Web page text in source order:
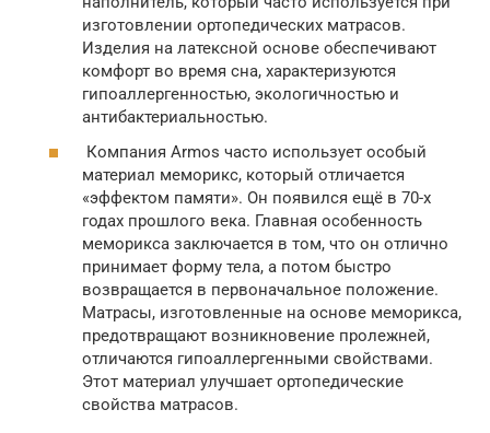
изготовлении ортопедических матрасов.
Изделия на латексной основе обеспечивают
комфорт во время сна, характеризуются
гипоаллергенностью, экологичностью и
антибактериальностью.
Компания Armos часто использует особый
материал меморикс, который отличается
«эффектом памяти». Он появился ещё в 70-х
годах прошлого века. Главная особенность
меморикса заключается в том, что он отлично
принимает форму тела, а потом быстро
возвращается в первоначальное положение.
Матрасы, изготовленные на основе меморикса,
предотвращают возникновение пролежней,
отличаются гипоаллергенными свойствами.
Этот материал улучшает ортопедические
свойства матрасов.